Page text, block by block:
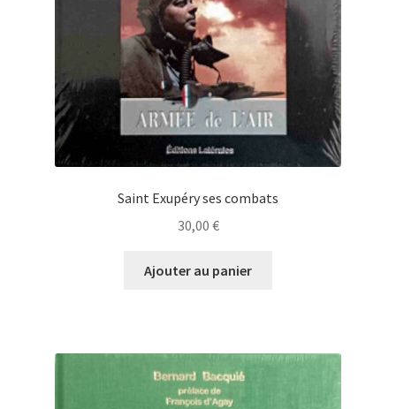
Saint Exupéry ses combats
30,00 €
Ajouter au panier